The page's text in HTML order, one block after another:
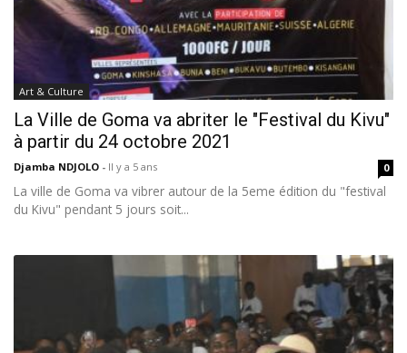
Art & Culture
La Ville de Goma va abriter le "Festival du Kivu"
à partir du 24 octobre 2021
Djamba NDJOLO - Il y a 5 ans 0
La ville de Goma va vibrer autour de la 5eme édition du "festival
du Kivu" pendant 5 jours soit...